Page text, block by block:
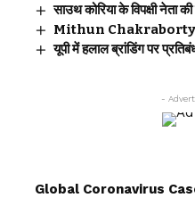
साउथ कोरिया के विपक्षी नेता
Mithun Chakraborty को
यूपी में हलाल ब्रांडिंग पर
-
Global Coronavirus